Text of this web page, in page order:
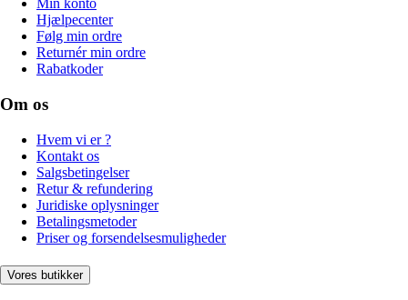
Min konto
Hjælpecenter
Følg min ordre
Returnér min ordre
Rabatkoder
Om os
Hvem vi er ?
Kontakt os
Salgsbetingelser
Retur & refundering
Juridiske oplysninger
Betalingsmetoder
Priser og forsendelsesmuligheder
Vores butikker